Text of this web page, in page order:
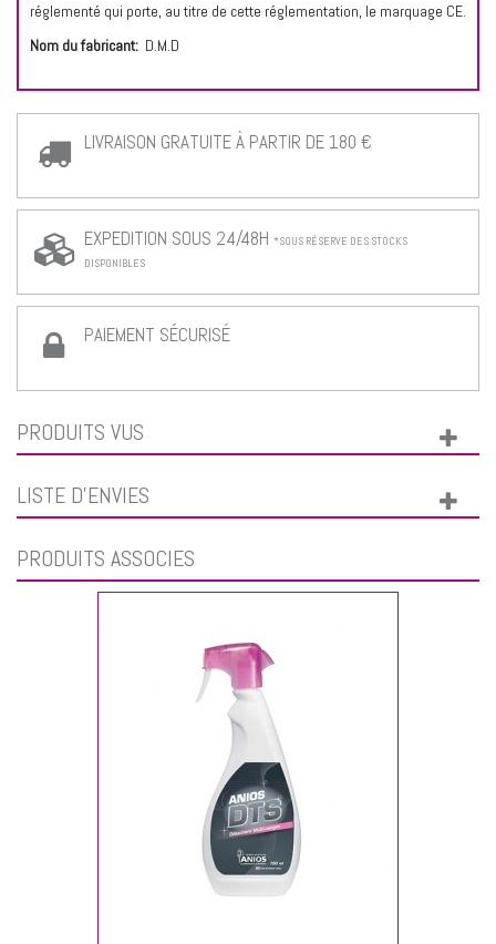
réglementé qui porte, au titre de cette réglementation, le marquage CE.
Nom du fabricant: D.M.D
LIVRAISON GRATUITE À PARTIR DE 180 €
EXPEDITION SOUS 24/48H *SOUS RÉSERVE DES STOCKS
DISPONIBLES
PAIEMENT SÉCURISÉ
PRODUITS VUS
LISTE D'ENVIES
PRODUITS ASSOCIÉS